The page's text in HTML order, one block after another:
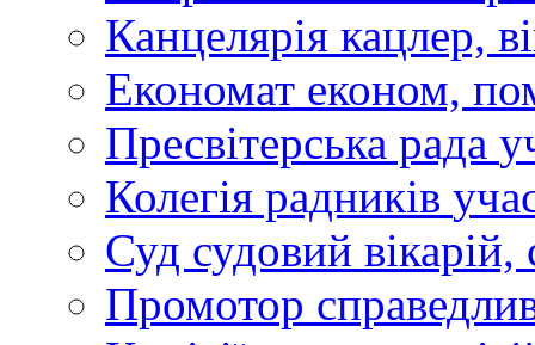
Канцелярія кацлер,
Економат економ,
Пресвітерська рада
Колегія радників
Суд судовий вікарій,
Промотор